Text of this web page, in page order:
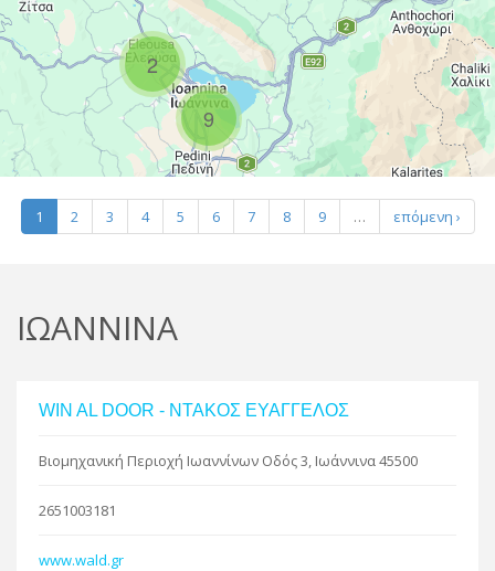
9
2
−
R
Leaflet | Map data ©Google
1 2 3 4 5 6 7 8 9 … επόμενη ›
ΙΩΑΝΝΙΝΑ
WIN AL DOOR - ΝΤΑΚΟΣ ΕΥΑΓΓΕΛΟΣ
Βιομηχανική Περιοχή Ιωαννίνων Οδός 3, Ιωάννινα 45500
2651003181
www.wald.gr